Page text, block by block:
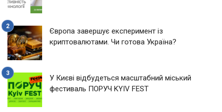
Європа завершує експеримент із
криптовалютами. Чи готова Україна?
У Києві відбудеться масштабний міський
фестиваль ПОРУЧ KYIV FEST